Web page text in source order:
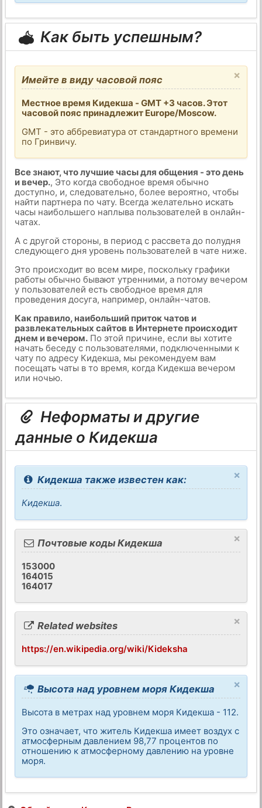
Как быть успешным?
×
Имейте в виду часовой пояс
Местное время Кидекша - GMT +3 часов. Этот
часовой пояс принадлежит Europe/Moscow.
GMT - это аббревиатура от стандартного времени
по Гринвичу.
Все знают, что лучшие часы для общения - это день
и вечер., Это когда свободное время обычно
доступно, и, следовательно, более вероятно, чтобы
найти партнера по чату. Всегда желательно искать
часы наибольшего наплыва пользователей в онлайн-
чатах.
А с другой стороны, в период с рассвета до полудня
следующего дня уровень пользователей в чате ниже.
Это происходит во всем мире, поскольку графики
работы обычно бывают утренними, а потому вечером
у пользователей есть свободное время для
проведения досуга, например, онлайн-чатов.
Как правило, наибольший приток чатов и
развлекательных сайтов в Интернете происходит
днем и вечером.По этой причине, если вы хотите
начать беседу с пользователями, подключенными к
чату по адресу Кидекша, мы рекомендуем вам
посещать чаты в то время, когда Кидекша вечером
или ночью.
Неформаты и другие
данные о Кидекша
×
Кидекша также известен как:
Кидекша.
×
Почтовые коды Кидекша
153000
164015
164017
×
Related websites
https://en.wikipedia.org/wiki/Kideksha
×
Высота над уровнем моря Кидекша
Высота в метрах над уровнем моря Кидекша - 112.
Это означает, что житель Кидекша имеет воздух с
атмосферным давлением 98,77 процентов по
отношению к атмосферному давлению на уровне
моря.